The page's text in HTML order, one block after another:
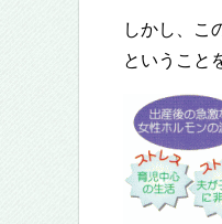
しかし、こ
ということ